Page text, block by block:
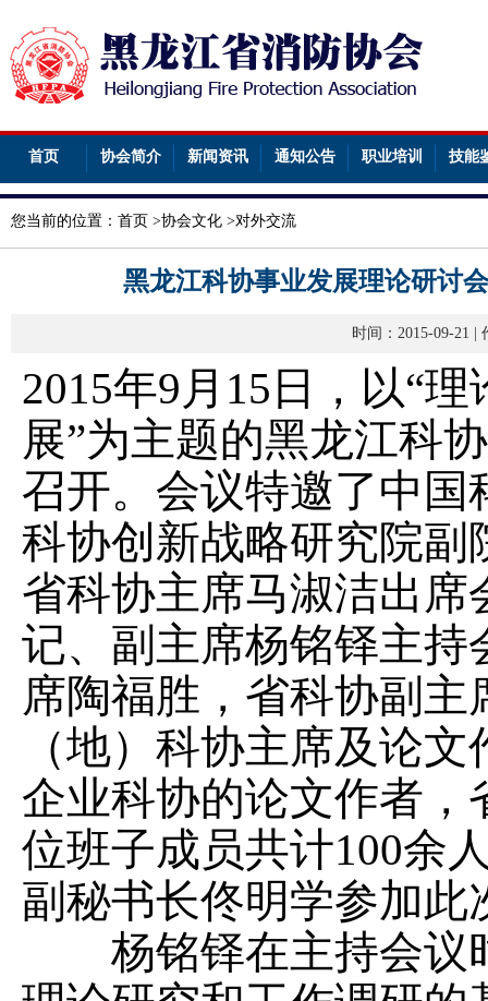
首页 协会简介 新闻资讯 通知公告 职业培训 技能
您当前的位置： 首页 >协会文化 >对外交流
黑龙江科协事业发展理论研讨
时间：2015-09-21 |
2015年9月15日，以“
展”为主题的黑龙江科
召开。会议特邀了中
科协创新战略研究院
省科协主席马淑洁出
记、副主席杨铭铎主
席陶福胜，省科协副
（地）科协主席及论
企业科协的论文作者
位班子成员共计100余
副秘书长佟明学参加
杨铭铎在主持会议